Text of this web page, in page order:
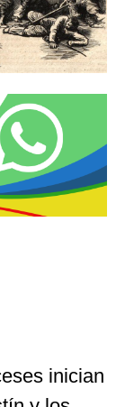
inician